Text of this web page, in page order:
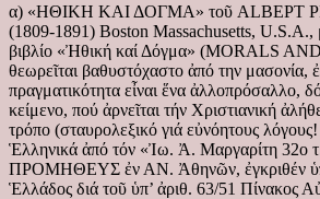
α) «ΗΘΙΚΗ ΚΑΙ ΔΟΓΜΑ» τοῦ ALBEPT
(1809-1891) Boston Massachusetts, U.S.A.,
βιβλίο «Ἠθική καί Δόγμα» (MORALS
θεωρεῖται βαθυστόχαστο ἀπό την μασονία,
πραγματικότητα εἶναι ἕνα ἀλλοπρόσαλλο,
κείμενο, πού ἀρνεῖται τήν Χριστιανική
τρόπο (σταυρολεξικό γιά εὐνόητους
Ἑλληνικά ἀπό τόν «Ἰω. Ἀ. Μαργαρίτη 32ο
ΠΡΟΜΗΘΕΥΣ ἐν ΑΝ. Ἀθηνῶν, ἐγκριθέν
Ἑλλάδος διά τοῦ ὑπ’ ἀριθ. 63/51 Πίνακος